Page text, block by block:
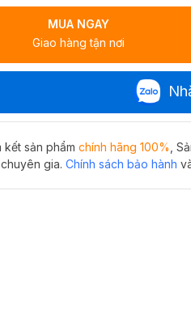
tường
Y-
306
tích
lượng
MUA NGAY
Giao hàng tận nơi
kết sản phẩm chính hãng 100% ,
gia. Chính sách bảo hành